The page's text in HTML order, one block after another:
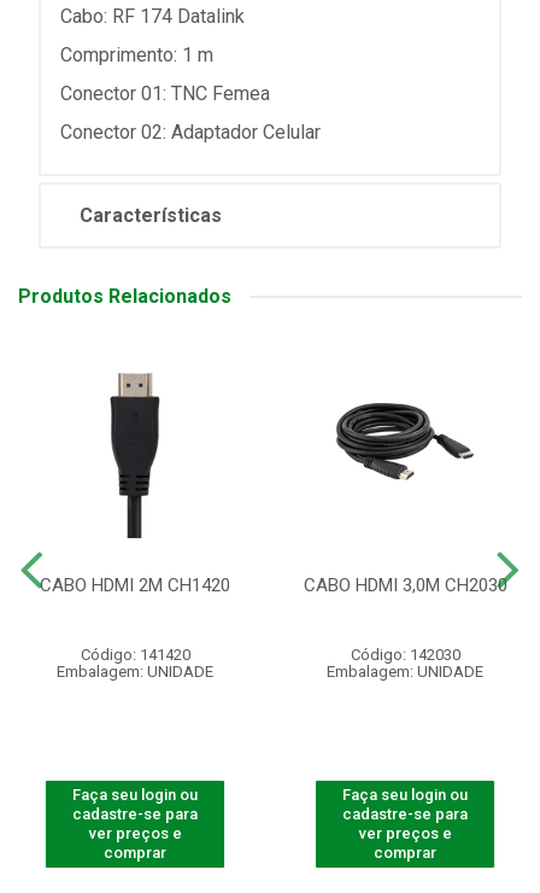
Cabo: RF 174 Datalink
Comprimento: 1 m
Conector 01: TNC Femea
Conector 02: Adaptador Celular
Características
Produtos Relacionados
CABO HDMI 2M CH1420
Código: 141420
Embalagem: UNIDADE
Faça seu login ou
cadastre-se para
ver preços e
comprar
CABO HDMI 3,0M CH2030
Código: 142030
Embalagem: UNIDADE
Faça seu login ou
cadastre-se para
ver preços e
comprar